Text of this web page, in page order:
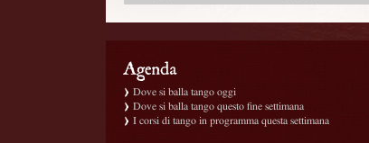
Dove si balla tango oggi
Dove si balla tango questo fine settimana
I corsi di tango in programma questa settimana